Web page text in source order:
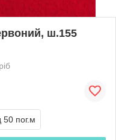
ш.155
50 пог.м